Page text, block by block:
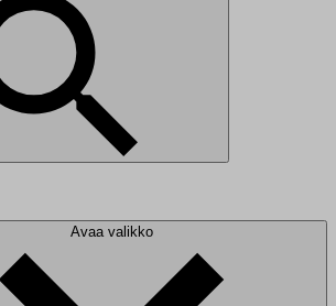
Avaa valikko